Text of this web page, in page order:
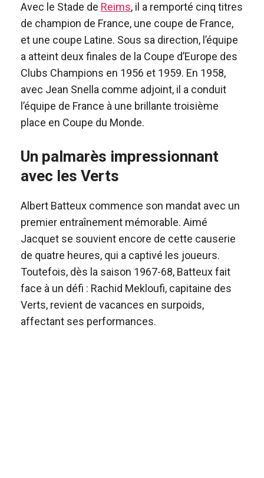
Avec le Stade de Reims, il a remporté cinq titres
de champion de France, une coupe de France,
et une coupe Latine. Sous sa direction, l’équipe
a atteint deux finales de la Coupe d’Europe des
Clubs Champions en 1956 et 1959. En 1958,
avec Jean Snella comme adjoint, il a conduit
l’équipe de France à une brillante troisième
place en Coupe du Monde.
Un palmarès impressionnant
avec les Verts
Albert Batteux commence son mandat avec un
premier entraînement mémorable. Aimé
Jacquet se souvient encore de cette causerie
de quatre heures, qui a captivé les joueurs.
Toutefois, dès la saison 1967-68, Batteux fait
face à un défi : Rachid Mekloufi, capitaine des
Verts, revient de vacances en surpoids,
affectant ses performances.